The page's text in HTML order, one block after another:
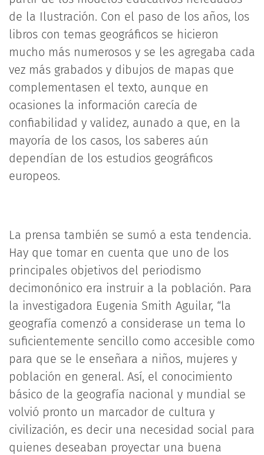
de la Ilustración. Con el paso de los años, los
libros con temas geográficos se hicieron
mucho más numerosos y se les agregaba cada
vez más grabados y dibujos de mapas que
complementasen el texto, aunque en
ocasiones la información carecía de
confiabilidad y validez, aunado a que, en la
mayoría de los casos, los saberes aún
dependían de los estudios geográficos
europeos.
La prensa también se sumó a esta tendencia.
Hay que tomar en cuenta que uno de los
principales objetivos del periodismo
decimonónico era instruir a la población. Para
la investigadora Eugenia Smith Aguilar, “la
geografía comenzó a considerase un tema lo
suficientemente sencillo como accesible como
para que se le enseñara a niños, mujeres y
población en general. Así, el conocimiento
básico de la geografía nacional y mundial se
volvió pronto un marcador de cultura y
civilización, es decir una necesidad social para
quienes deseaban proyectar una buena